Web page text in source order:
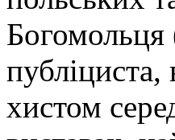
Богомольця
публіциста,
хистом